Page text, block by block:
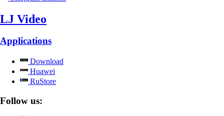
LJ Video
Applications
Download
Huawei
RuStore
Follow us: